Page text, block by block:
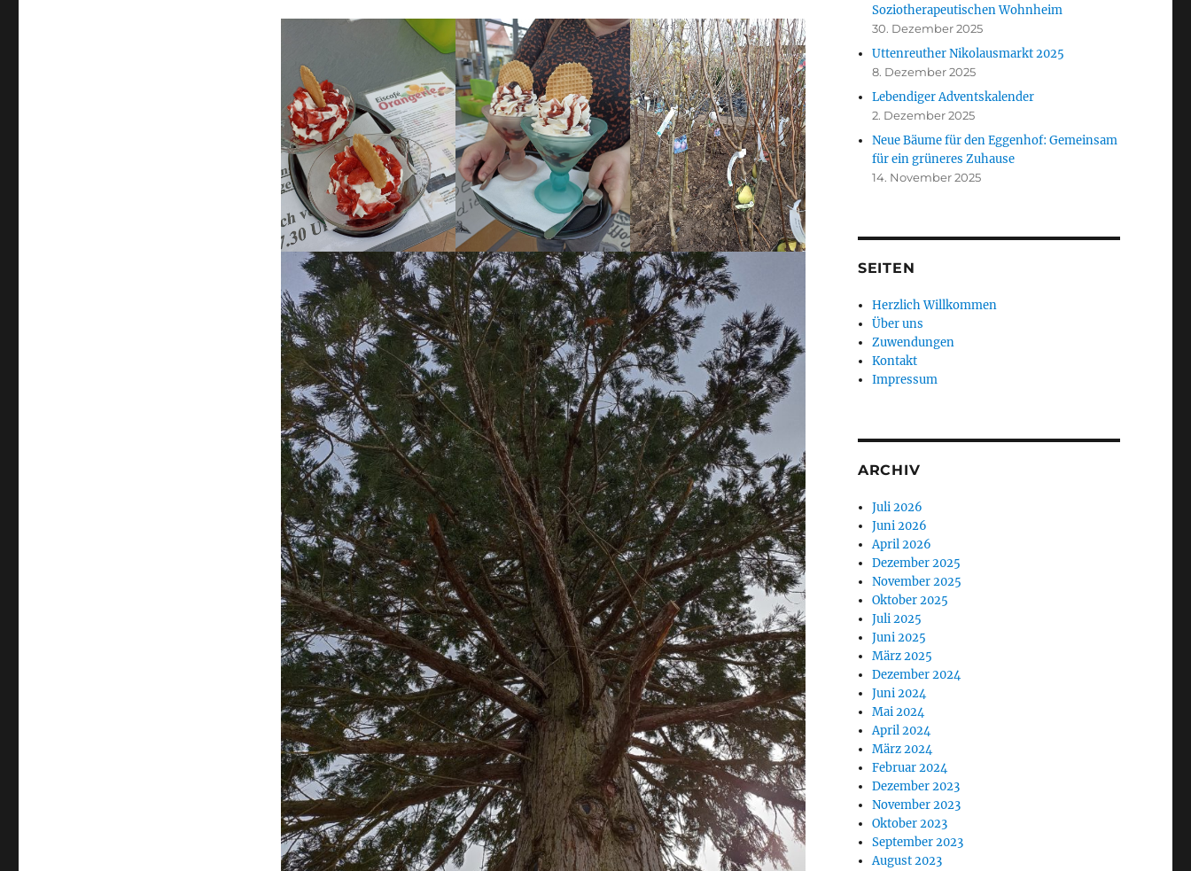
Soziotherapeutischen Wohnheim
30. Dezember 2025
Uttenreuther Nikolausmarkt 2025
8. Dezember 2025
Lebendiger Adventskalender
2. Dezember 2025
Neue Bäume für den Eggenhof: Gemeinsam
für ein grüneres Zuhause
14. November 2025
SEITEN
Herzlich Willkommen
Über uns
Zuwendungen
Kontakt
Impressum
ARCHIV
Juli 2026
Juni 2026
April 2026
Dezember 2025
November 2025
Oktober 2025
Juli 2025
Juni 2025
März 2025
Dezember 2024
Juni 2024
Mai 2024
April 2024
März 2024
Februar 2024
Dezember 2023
November 2023
Oktober 2023
September 2023
August 2023